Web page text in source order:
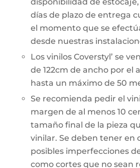
días de plazo de entrega
el momento que se
desde nuestras
Los vinilos Coverstyl’ se
de 122cm de ancho por el
hasta un máximo de 50
Se recomienda pedir el
margen de al menos 10
tamaño final de la pieza
vinilar. Se deben tener en
posibles imperfecciones
como cortes que no sean